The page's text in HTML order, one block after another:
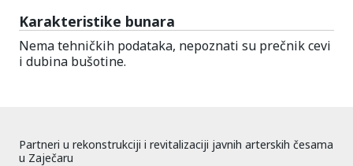
Karakteristike bunara
Nema tehničkih podataka, nepoznati su prečnik cevi
i dubina bušotine.
Partneri u rekonstrukciji i revitalizaciji javnih arterskih česama
u Zaječaru